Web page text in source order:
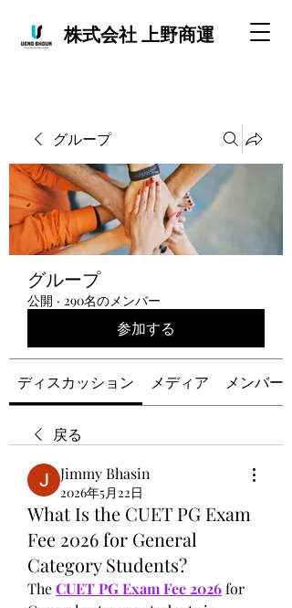
株式会社 上野商運
グループ
グループ
公開 · 290名のメンバー
参加する
ディスカッション メディア メンバー
戻る
Jimmy Bhasin
2026年5月22日
What Is the CUET PG Exam
Fee 2026 for General
Category Students?
The CUET PG Exam Fee 2026 for